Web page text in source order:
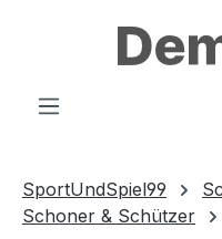
Zum Hauptinhalt springen
SportUndSpiel99
Schoner & Schützer